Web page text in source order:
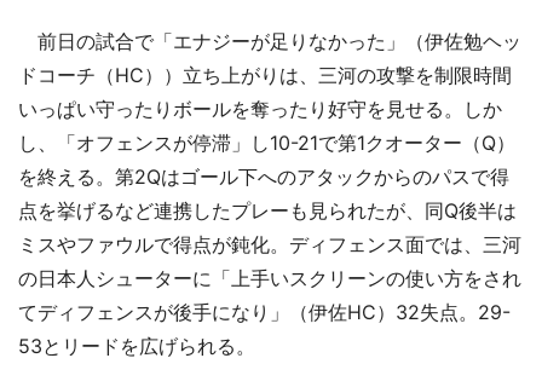
前日の試合で「エナジーが足りなかった」（伊佐勉ヘッ
ドコーチ（HC））立ち上がりは、三河の攻撃を制限時間
いっぱい守ったりボールを奪ったり好守を見せる。しか
し、「オフェンスが停滞」し10-21で第1クオーター（Q）
を終える。第2Qはゴール下へのアタックからのパスで得
点を挙げるなど連携したプレーも見られたが、同Q後半は
ミスやファウルで得点が鈍化。ディフェンス面では、三河
の日本人シューターに「上手いスクリーンの使い方をされ
てディフェンスが後手になり」（伊佐HC）32失点。29-
53とリードを広げられる。